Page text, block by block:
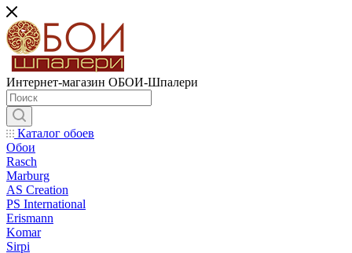
Интернет-магазин ОБОИ-Шпалери
Каталог обоев
Обои
Rasch
Marburg
AS Creation
PS International
Erismann
Komar
Sirpi